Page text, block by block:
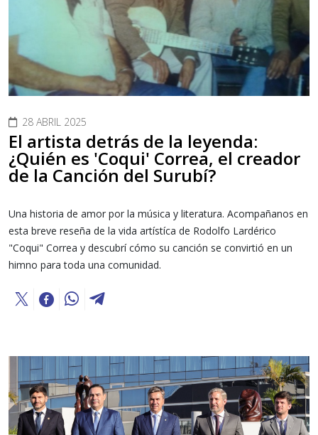
28 ABRIL 2025
El artista detrás de la leyenda:
¿Quién es 'Coqui' Correa, el creador
de la Canción del Surubí?
Una historia de amor por la música y literatura. Acompañanos en
esta breve reseña de la vida artístíca de Rodolfo Lardérico
"Coqui" Correa y descubrí cómo su canción se convirtió en un
himno para toda una comunidad.